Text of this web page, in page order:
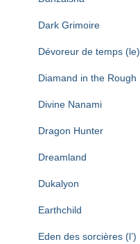
Dark Grimoire
Dévoreur de temps (le)
Diamand in the Rough
Divine Nanami
Dragon Hunter
Dreamland
Dukalyon
Earthchild
Eden des sorcières (l’)